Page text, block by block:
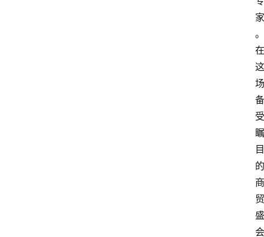
家
。
在
这
场
备
受
瞩
目
的
商
贸
盛
会